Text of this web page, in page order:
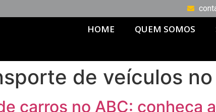
HOME QUEM SOMOS
de veículos no
carros no ABC: conheça